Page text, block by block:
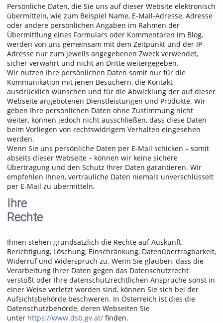
Persönliche Daten, die Sie uns auf dieser Website elektronisch
übermitteln, wie zum Beispiel Name, E-Mail-Adresse, Adresse
oder andere persönlichen Angaben im Rahmen der
Übermittlung eines Formulars oder Kommentaren im Blog,
werden von uns gemeinsam mit dem Zeitpunkt und der IP-
Adresse nur zum jeweils angegebenen Zweck verwendet,
sicher verwahrt und nicht an Dritte weitergegeben.
Wir nutzen Ihre persönlichen Daten somit nur für die
Kommunikation mit jenen Besuchern, die Kontakt
ausdrücklich wünschen und für die Abwicklung der auf dieser
Webseite angebotenen Dienstleistungen und Produkte. Wir
geben Ihre persönlichen Daten ohne Zustimmung nicht
weiter, können jedoch nicht ausschließen, dass diese Daten
beim Vorliegen von rechtswidrigem Verhalten eingesehen
werden.
Wenn Sie uns persönliche Daten per E-Mail schicken – somit
abseits dieser Webseite – können wir keine sichere
Übertragung und den Schutz Ihrer Daten garantieren. Wir
empfehlen Ihnen, vertrauliche Daten niemals unverschlüsselt
per E-Mail zu übermitteln.
Ihre
Rechte
Ihnen stehen grundsätzlich die Rechte auf Auskunft,
Berichtigung, Löschung, Einschränkung, Datenübertragbarkeit,
Widerruf und Widerspruch zu. Wenn Sie glauben, dass die
Verarbeitung Ihrer Daten gegen das Datenschutzrecht
verstößt oder Ihre datenschutzrechtlichen Ansprüche sonst in
einer Weise verletzt worden sind, können Sie sich bei der
Aufsichtsbehörde beschweren. In Österreich ist dies die
Datenschutzbehörde, deren Webseiten Sie
unter https://www.dsb.gv.at/ finden.